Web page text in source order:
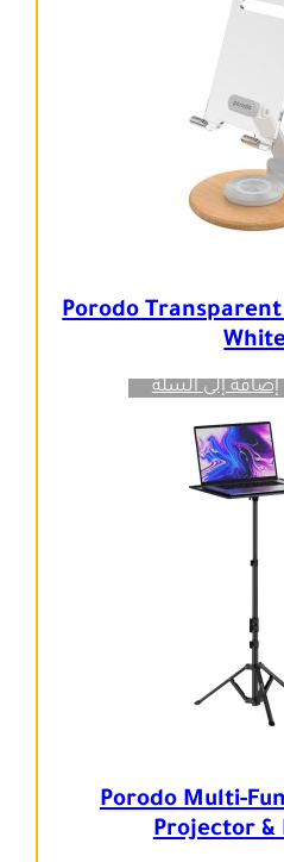
Porodo
إضافة إلى السلة
Porodo Multi-
Projector &